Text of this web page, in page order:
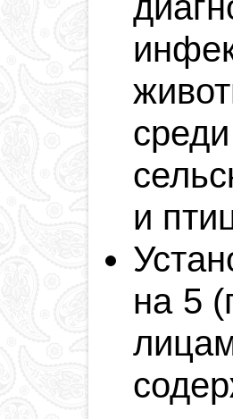
и
на 5